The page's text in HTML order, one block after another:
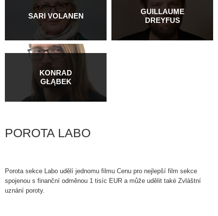
SARI VOLANEN
GUILLAUME
DREYFUS
KONRAD
GŁĄBEK
POROTA LABO
Porota sekce Labo udělí jednomu filmu Cenu pro nejlepší film sekce
spojenou s finanční odměnou 1 tisíc EUR a může udělit také Zvláštní
uznání poroty.